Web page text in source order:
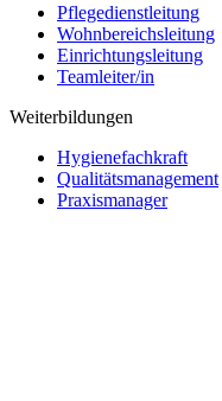
Pflegedienstleitung
Wohnbereichsleitung
Einrichtungsleitung
Teamleiter/in
Weiterbildungen
Hygienefachkraft
Qualitätsmanagement
Praxismanager